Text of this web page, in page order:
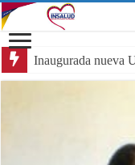
Inaugurada nueva